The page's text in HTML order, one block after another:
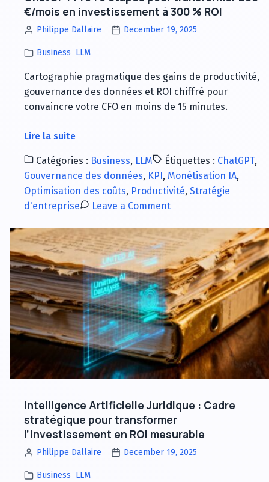
€/mois en investissement à 300 % ROI
Philippe Dallaire December 19, 2025
Business LLM
Cartographie pragmatique des gains de productivité,
gouvernance des données et ROI chiffré pour
convaincre votre CFO en moins de 15 minutes.
Lire la suiteà
de
ChatGPT
Pro
:
3
étapes
pour
transformer
200
€/mois
en
investissement
à
300
%
Catégories : Business, LLM Étiquettes : ChatGPT,
Gouvernance des données, KPI, Monétisation IA,
Optimisation des coûts, Productivité, Stratégie
d'entreprise
Leave a Commenton
Pro
:
3
étapes
pour
transformer
200
€/mois
en
investissement
300
%
ROI
Intelligence Artificielle Juridique : Cadre
stratégique pour transformer
l’investissement en ROI mesurable
Philippe Dallaire December 19, 2025
Business LLM